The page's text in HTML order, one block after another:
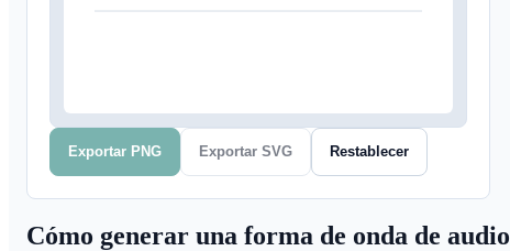
Exportar PNG Exportar SVG Restablecer
Cómo generar una forma de onda de audio